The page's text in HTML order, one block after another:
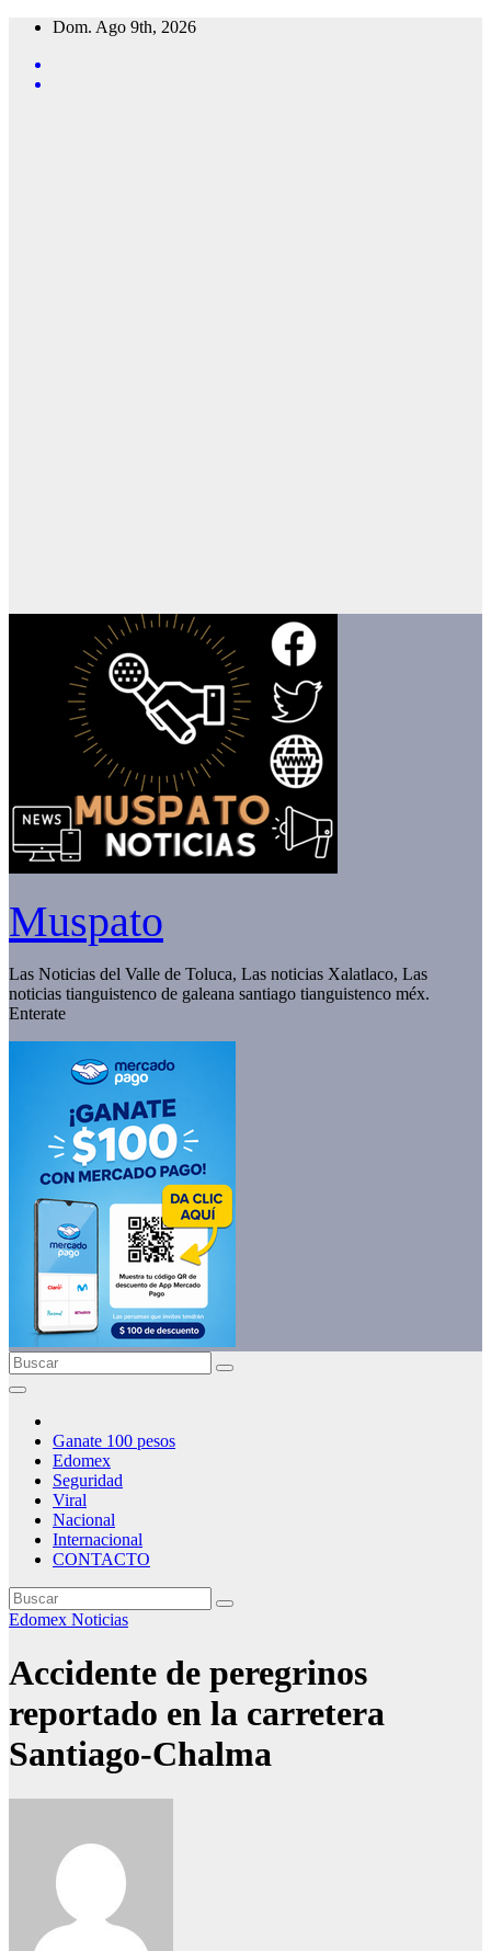
Saltar
contenido
Dom. Ago 9th, 2026
Muspato
Las Noticias del Valle de Toluca, Las noticias Xalatlaco, Las
noticias tianguistenco de galeana santiago tianguistenco méx.
Enterate
Ganate 100 pesos
Edomex
Seguridad
Viral
Nacional
Internacional
CONTACTO
Edomex Noticias
Accidente de peregrinos
reportado en la carretera
Santiago-Chalma